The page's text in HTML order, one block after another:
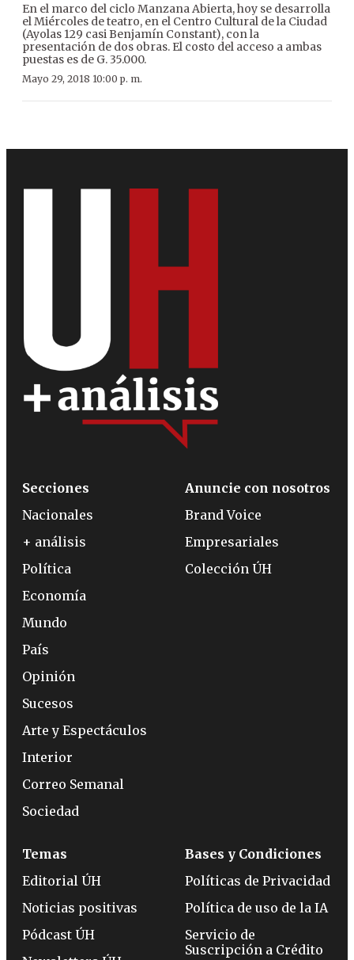
En el marco del ciclo Manzana Abierta, hoy se desarrolla
el Miércoles de teatro, en el Centro Cultural de la Ciudad
(Ayolas 129 casi Benjamín Constant), con la
presentación de dos obras. El costo del acceso a ambas
puestas es de G. 35.000.
Mayo 29, 2018 10:00 p. m.
Secciones
Nacionales
+ análisis
Política
Economía
Mundo
País
Opinión
Sucesos
Arte y Espectáculos
Interior
Correo Semanal
Sociedad
Anuncie con nosotros
Brand Voice
Empresariales
Colección ÚH
Temas
Editorial ÚH
Noticias positivas
Pódcast ÚH
Bases y Condiciones
Políticas de Privacidad
Política de uso de la IA
Servicio de
Suscripción a Crédito